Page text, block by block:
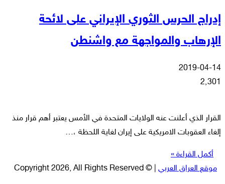
إدراج الحرس الثوري الإيراني على لائحة
الإرهاب والمواجهة مع واشنطن
2019-04-14
2٬301
القرار الذي أعلنت عنه الولايات المتحدة في الأمس يعتبر أهم قرار منذ
إلغاء العقوبات الامريكية على إيران لغاية اللحظة ،…
أكمل القراءة »
موقع العراق العربي | © Copyright 2026, All Rights Reserved